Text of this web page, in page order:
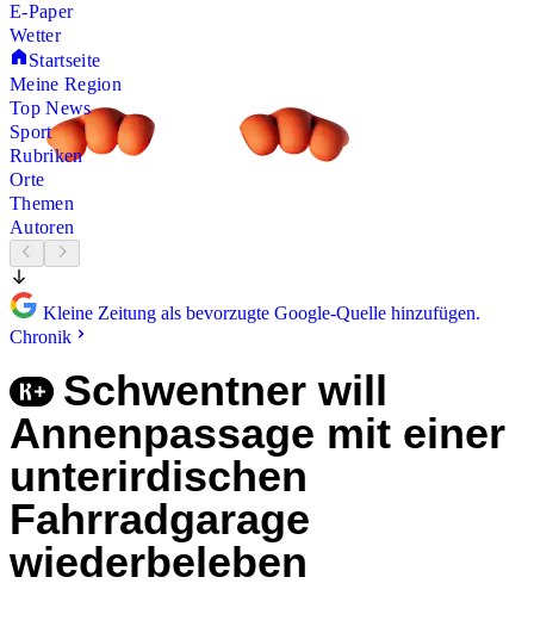
E-Paper
Wetter
Startseite
Meine Region
Top News
Sport
Rubriken
Orte
Themen
Autoren
Kleine Zeitung als bevorzugte Google-Quelle hinzufügen.
Chronik
Schwentner will
Annenpassage mit einer
unterirdischen
Fahrradgarage
wiederbeleben